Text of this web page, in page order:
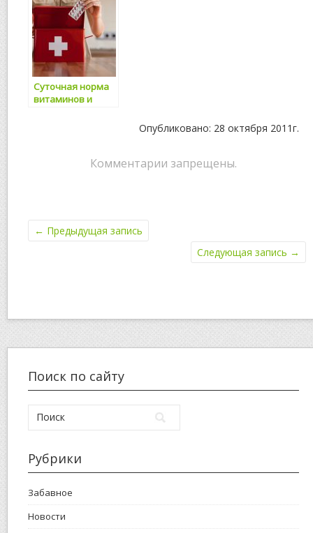
Суточная норма
витаминов и
Опубликовано: 28 октября 2011г.
Комментарии запрещены.
← Предыдущая запись
Следующая запись →
Поиск по сайту
Рубрики
Забавное
Новости